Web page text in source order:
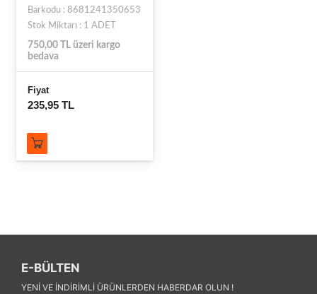
Barkodu : 8681241350653
Stok Miktarı : 1 ADET
750,00 TL üzeri kargo
bedava
Fiyat
235,95 TL
E-BÜLTEN
YENI VE INDIRIMLI ÜRÜNLERDEN HABERDAR OLUN !